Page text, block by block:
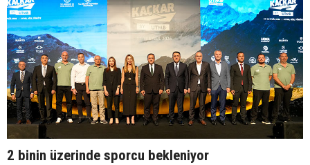
2 binin üzerinde sporcu bekleniyor